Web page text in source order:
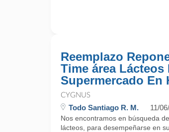
Reemplazo
Time área Lácteos
Supermercado En
CYGNUS
Todo Santiago R. M. 11/
Nos encontramos en búsqueda
lácteos, para desempeñarse en